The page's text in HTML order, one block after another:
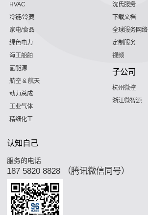
HVAC
冷链/冷藏
家电/食品
绿色电力
海工船舶
氢能源
航空 & 航天
动力总成
工业气体
精细化工
沈氏服务
下载文档
全球服务网络
定制服务
视频
子公司
杭州微控
浙江微智源
认知自己
服务的电话
187 5820 8828 （腾讯微信同号）